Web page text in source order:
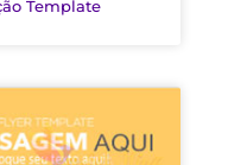
Template